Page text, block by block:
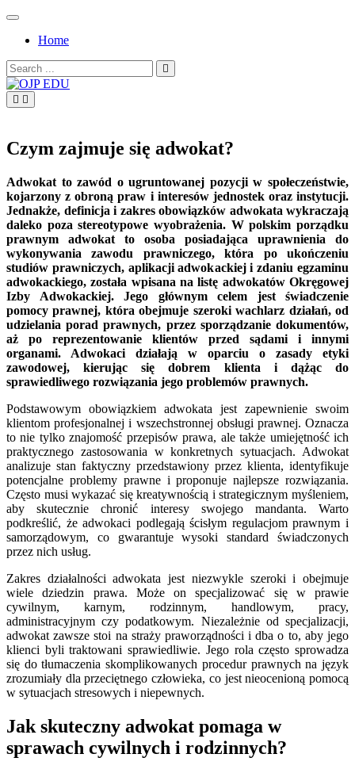
Skip
contentHome
Search
for:
Czym zajmuje się adwokat?
Adwokat to zawód o ugruntowanej pozycji w społeczeństwie,
kojarzony z obroną praw i interesów jednostek oraz instytucji.
Jednakże, definicja i zakres obowiązków adwokata wykraczają
daleko poza stereotypowe wyobrażenia. W polskim porządku
prawnym adwokat to osoba posiadająca uprawnienia do
wykonywania zawodu prawniczego, która po ukończeniu
studiów prawniczych, aplikacji adwokackiej i zdaniu egzaminu
adwokackiego, została wpisana na listę adwokatów Okręgowej
Izby Adwokackiej. Jego głównym celem jest świadczenie
pomocy prawnej, która obejmuje szeroki wachlarz działań, od
udzielania porad prawnych, przez sporządzanie dokumentów,
aż po reprezentowanie klientów przed sądami i innymi
organami. Adwokaci działają w oparciu o zasady etyki
zawodowej, kierując się dobrem klienta i dążąc do
sprawiedliwego rozwiązania jego problemów prawnych.
Podstawowym obowiązkiem adwokata jest zapewnienie swoim
klientom profesjonalnej i wszechstronnej obsługi prawnej. Oznacza
to nie tylko znajomość przepisów prawa, ale także umiejętność ich
praktycznego zastosowania w konkretnych sytuacjach. Adwokat
analizuje stan faktyczny przedstawiony przez klienta, identyfikuje
potencjalne problemy prawne i proponuje najlepsze rozwiązania.
Często musi wykazać się kreatywnością i strategicznym myśleniem,
aby skutecznie chronić interesy swojego mandanta. Warto
podkreślić, że adwokaci podlegają ścisłym regulacjom prawnym i
samorządowym, co gwarantuje wysoki standard świadczonych
przez nich usług.
Zakres działalności adwokata jest niezwykle szeroki i obejmuje
wiele dziedzin prawa. Może on specjalizować się w prawie
cywilnym, karnym, rodzinnym, handlowym, pracy,
administracyjnym czy podatkowym. Niezależnie od specjalizacji,
adwokat zawsze stoi na straży praworządności i dba o to, aby jego
klienci byli traktowani sprawiedliwie. Jego rola często sprowadza
się do tłumaczenia skomplikowanych procedur prawnych na język
zrozumiały dla przeciętnego człowieka, co jest nieocenioną pomocą
w sytuacjach stresowych i niepewnych.
Jak skuteczny adwokat pomaga w
sprawach cywilnych i rodzinnych?